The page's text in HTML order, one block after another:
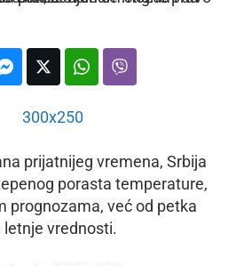
prijatnijeg vremena, Srbija
porasta temperature,
prognozama, već od petka
letnje vrednosti.